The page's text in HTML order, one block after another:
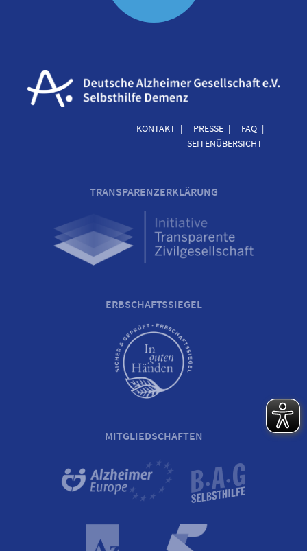
KONTAKT PRESSE
FAQ
SEITENÜBERSICHT
TRANSPARENZERKLÄRUNG
ERBSCHAFTSSIEGEL
MITGLIEDSCHAFTEN